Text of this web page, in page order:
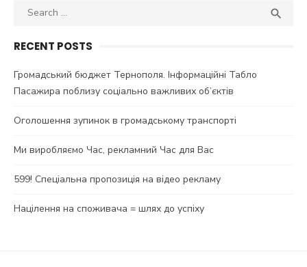
Search

RECENT POSTS
Громадський бюджет Тернополя. Інформаційні Табло
Пасажира поблизу соціально важливих об’єктів
Оголошення зупинок в громадському транспорті
Ми виробляємо Час, рекламний Час для Вас
599! Спеціальна пропозиція на відео рекламу
Націлення на споживача = шлях до успіху